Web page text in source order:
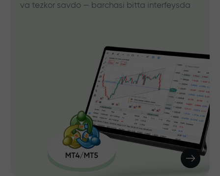
va tezkor savdo — barchasi bitta interfeysda